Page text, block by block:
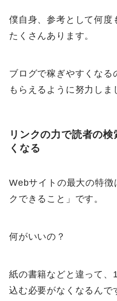
僕自身、参考として何度
たくさんあります。
ブログで稼ぎやすくなる
もらえるように努力しま
リンクの力で読者の
くなる
Webサイトの最大の特
クできること」です。
何がいいの？
紙の書籍などと違って、
込む必要がなくなるんで